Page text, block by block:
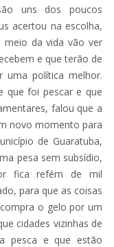
uns dos poucos
acertou na escolha,
meio da vida vão ver
e que terão de
uma política melhor.
que foi pescar e que
falou que a
novo momento para
de Guaratuba,
pesa sem subsídio,
fica refém de mil
para que as coisas
o gelo por um
cidades vizinhas de
pesca e que estão